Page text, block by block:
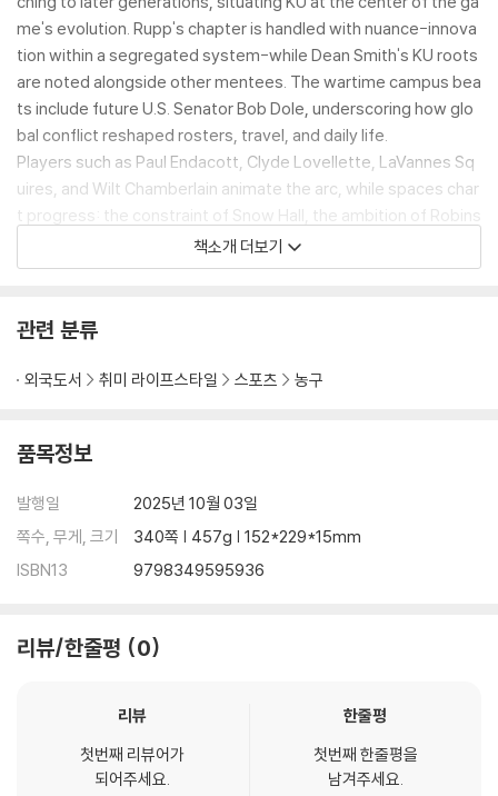
me's evolution. Rupp's chapter is handled with nuance-innova
tion within a segregated system-while Dean Smith's KU roots
are noted alongside other mentees. The wartime campus bea
ts include future U.S. Senator Bob Dole, underscoring how glo
bal conflict reshaped rosters, travel, and daily life.
Players such as Paul Endacott, Clyde Lovellette, LaVannes Sq
uires, and Wilt Chamberlain animate the arc, while spaces char
t progress: the constraint of Snow Hall, the ambition of Robins
on, the communal crush of Hoch, and the 1955 dedication of A
llen Fieldhouse-"James Naismith Court"-as the program's cat
ng objects and tasks-nets, whistles, checklists, tickets-that
y honors a community that carried Kansas basketball through
책소개 더보기
관련 분류
외국도서 취미 라이프스타일 스포츠 농구
품목정보
발행일
2025년 10월 03일
쪽수, 무게, 크기
340쪽 | 457g | 152*229*15mm
ISBN13
9798349595936
리뷰/한줄평 0
리뷰
첫번째 리뷰어가
되어주세요.
한줄평
첫번째 한줄평을
남겨주세요.